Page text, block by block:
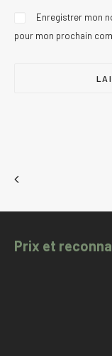
Enregistrer mon
pour mon prochain
Prix et